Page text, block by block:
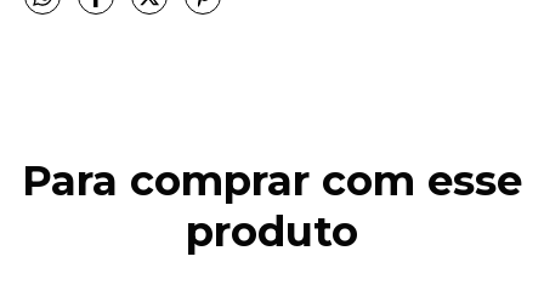
Para comprar com esse
produto